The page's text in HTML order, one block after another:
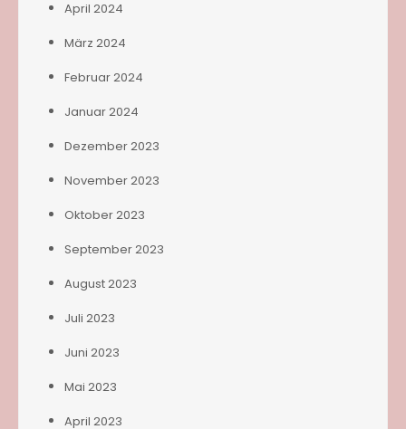
April 2024
März 2024
Februar 2024
Januar 2024
Dezember 2023
November 2023
Oktober 2023
September 2023
August 2023
Juli 2023
Juni 2023
Mai 2023
April 2023